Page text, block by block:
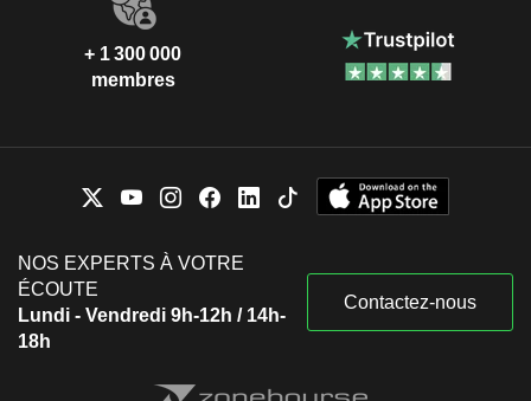
+ 1 300 000
membres
NOS EXPERTS À VOTRE
ÉCOUTE
Lundi - Vendredi 9h-12h / 14h-
18h
Contactez-nous